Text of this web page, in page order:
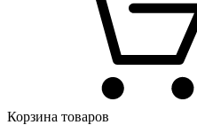
Корзина товаров